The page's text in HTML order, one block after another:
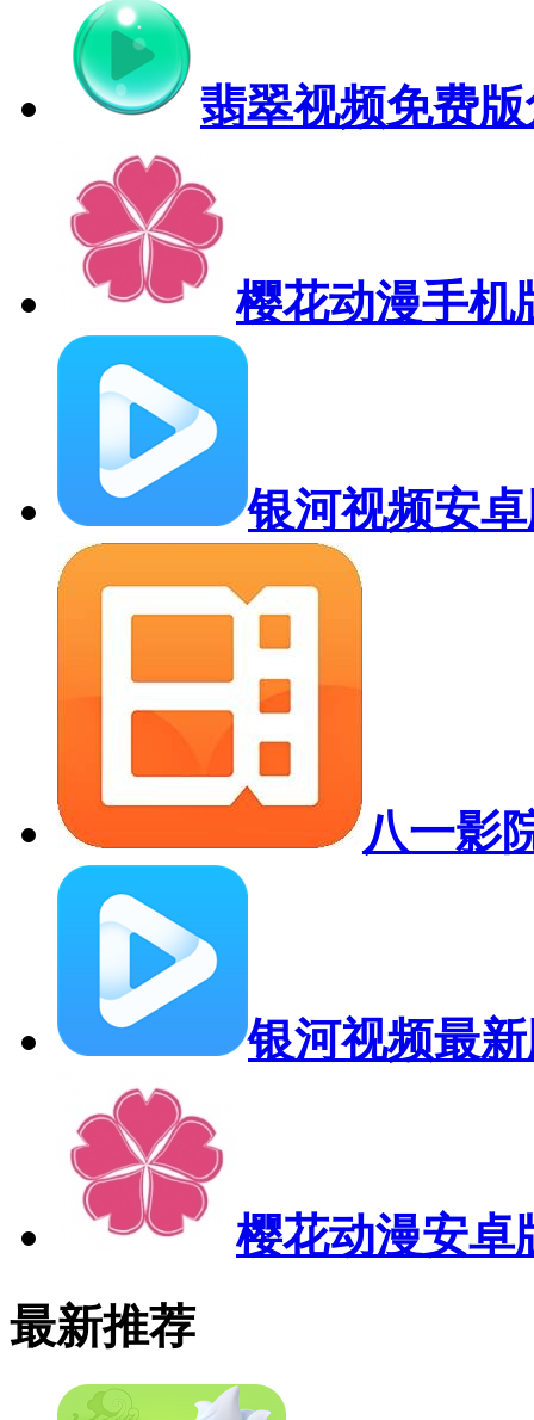
翡翠视频免费版
樱花动漫手机
银河视频安
八一影
银河视频最
樱花动漫安卓
最新推荐